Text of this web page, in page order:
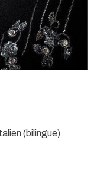
(bilingue)